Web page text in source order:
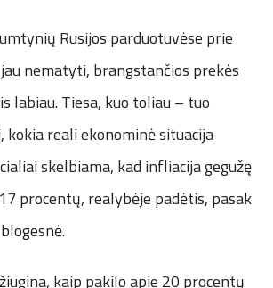
Rusijos parduotuvėse prie
nematyti, brangstančios prekės
labiau. Tiesa, kuo toliau – tuo
kokia reali ekonominė situacija
skelbiama, kad infliacija gegužę
procentų, realybėje padėtis, pasak
kaip pakilo apie 20 procentų